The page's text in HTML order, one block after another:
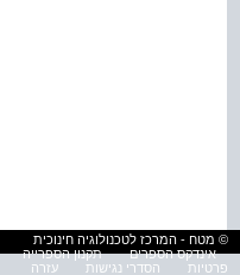
© מטח - המרכז לטכנולוגיה חינוכית
אינדקס הספרים
תקנון הספרייה
פרטיות
הסדרי נגישות עזרה